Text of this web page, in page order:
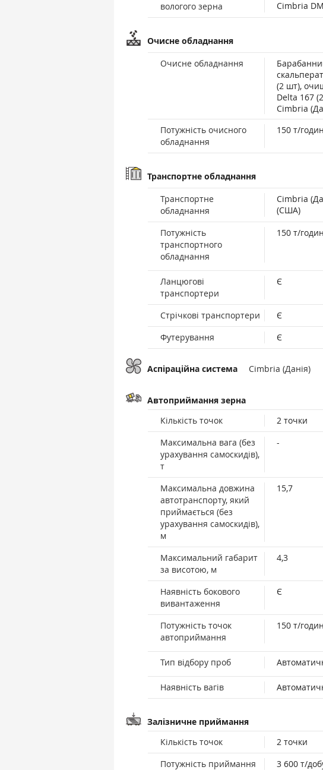
вологого зерна
Cimbria
Очисне обладнання
Очисне обладнання
(2 шт),
Delta 167
Cimbria
Потужність очисного
обладнання
150 т/
Транспортне обладнання
Транспортне
обладнання
Cimbria
(США)
Потужність
транспортного
обладнання
150 т/
Ланцюгові
транспортери
Є
Стрічкові транспортери
Є
Футерування
Є
Аспіраційна система Cimbria (Данія)
Автоприймання зерна
Кількість точок
2 точки
Максимальна вага (без
урахування самоскидів),
т
-
Максимальна довжина
автотранспорту, який
приймається (без
урахування самоскидів),
м
15,7
Максимальний габарит
за висотою, м
4,3
Наявність бокового
вивантаження
Є
Потужність точок
автоприймання
150 т/
Тип відбору проб
Наявність вагів
Залізничне приймання
Кількість точок
2 точки
Потужність приймання
3 600 т/